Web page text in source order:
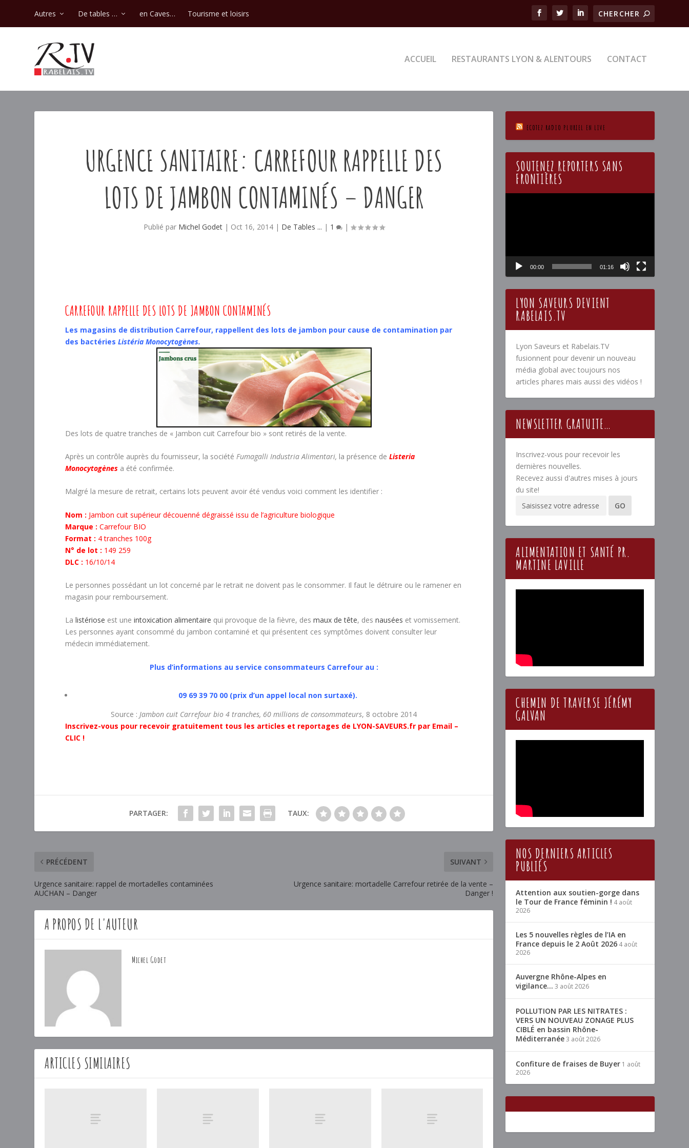
Autres De tables … en Caves… Tourisme et loisirs
ACCUEIL RESTAURANTS LYON & ALENTOURS CONTACT
URGENCE SANITAIRE: CARREFOUR RAPPELLE DES
LOTS DE JAMBON CONTAMINÉS – DANGER
Publié par Michel Godet| Oct 16, 2014| De Tables ... | 1 |
CARREFOUR RAPPELLE DES LOTS DE JAMBON CONTAMINÉS
Les magasins de distribution Carrefour, rappellent des lots de jambon pour cause de contamination par
des bactériesListéria Monocytogènes.
Des lots de quatre tranches de « Jambon cuit Carrefour bio » sont retirés de la vente.
Après un contrôle auprès du fournisseur, la sociétéFumagalli Industria Alimentari, la présence deListeria
Monocytogènes a été confirmée.
Malgré la mesure de retrait, certains lots peuvent avoir été vendus voici comment les identifier :
Nom : Jambon cuit supérieur découenné dégraissé issu de l’agriculture biologique
Marque : Carrefour BIO
Format : 4 tranches 100g
N° de lot : 149 259
DLC : 16/10/14
Le personnes possédant un lot concerné par le retrait ne doivent pas le consommer. Il faut le détruire ou le ramener en
magasin pour remboursement.
Lalistériose est uneintoxication alimentaire qui provoque de la fièvre, desmaux de tête, desnausées et vomissement.
Les personnes ayant consommé du jambon contaminé et qui présentent ces symptômes doivent consulter leur
médecin immédiatement.
Plus d’informations au service consommateurs Carrefour au :
09 69 39 70 00 (prix d’un appel local non surtaxé).
Source :Jambon cuit Carrefour bio 4 tranches, 60 millions de consommateurs, 8 octobre 2014
Inscrivez-vous pour recevoir gratuitement tous les articles et reportages de LYON-SAVEURS.fr par Email –
CLIC !
PARTAGER: TAUX:
PRÉCÉDENT
Urgence sanitaire: rappel de mortadelles contaminées
AUCHAN – Danger
SUIVANT
Urgence sanitaire: mortadelle Carrefour retirée de la vente –
Danger !
A PROPOS DE L'AUTEUR
Michel Godet
ARTICLES SIMILAIRES
ECOTEZ RADIO PLURIEL EN LIVE
SOUTENEZ REPORTERS SANS
FRONTIÈRES
00:00 01:16
LYON SAVEURS DEVIENT
RABELAIS.TV
Lyon Saveurs et Rabelais.TV
fusionnent pour devenir un nouveau
média global avec toujours nos
articles phares mais aussi des vidéos !
NEWSLETTER GRATUITE…
Inscrivez-vous pour recevoir les
dernières nouvelles.
Recevez aussi d'autres mises à jours
du site!
ALIMENTATION ET SANTÉ PR.
MARTINE LAVILLE
CHEMIN DE TRAVERSE JÉRÉMY
GALVAN
NOS DERNIERS ARTICLES
PUBLIÉS
Attention aux soutien-gorge dans
le Tour de France féminin ! 4 août
2026
Les 5 nouvelles règles de l’IA en
France depuis le 2 Août 2026 4 août
2026
Auvergne Rhône-Alpes en
vigilance… 3 août 2026
POLLUTION PAR LES NITRATES :
VERS UN NOUVEAU ZONAGE PLUS
CIBLÉ en bassin Rhône-
Méditerranée3 août 2026
Confiture de fraises de Buyer 1 août
2026